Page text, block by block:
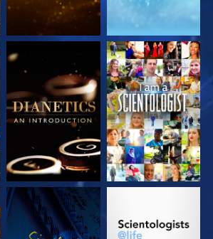
ENTDECKEN
ANSEHEN
ANSEHEN SERIE